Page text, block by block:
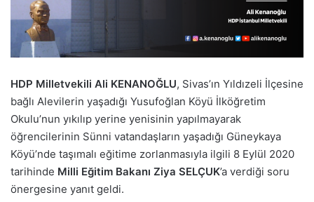
HDP Milletvekili Ali KENANOĞLU, Sivas’ın Yıldızeli İlçesine
bağlı Alevilerin yaşadığı Yusufoğlan Köyü İlköğretim
Okulu’nun yıkılıp yerine yenisinin yapılmayarak
öğrencilerinin Sünni vatandaşların yaşadığı Güneykaya
Köyü’nde taşımalı eğitime zorlanmasıyla ilgili 8 Eylül 2020
tarihinde Milli Eğitim Bakanı Ziya SELÇUK’a verdiği soru
önergesine yanıt geldi.